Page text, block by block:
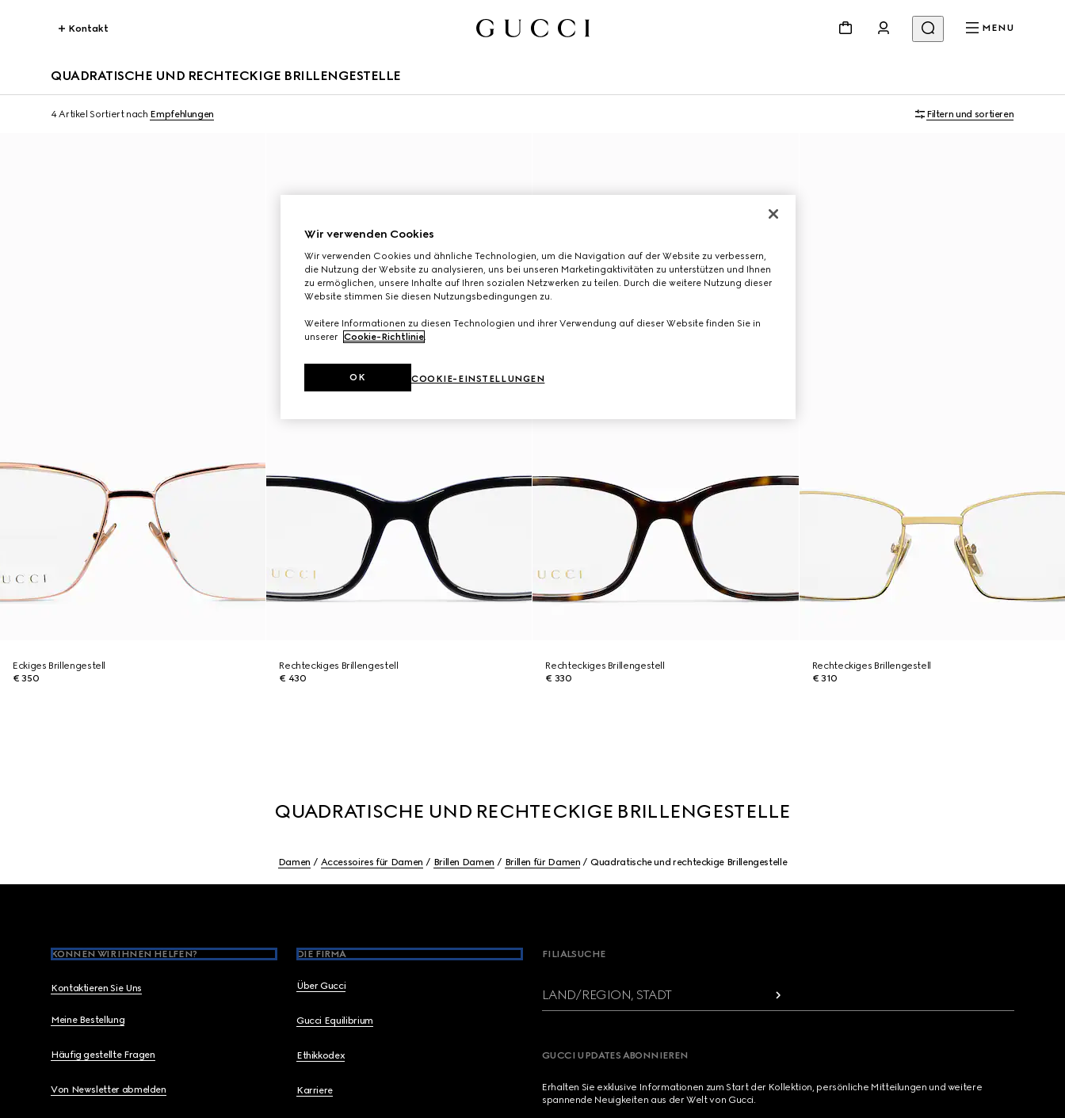
Kontakt MENU
QUADRATISCHE UND RECHTECKIGE BRILLENGESTELLE
4 Artikel Sortiert nach Empfehlungen Filtern und sortieren
Eckiges Brillengestell
€ 350
Rechteckiges Brillengestell
€ 430
Rechteckiges Brillengestell
€ 330
Rechteckiges Brillengestell
€ 310
QUADRATISCHE UND RECHTECKIGE BRILLENGESTELLE
Damen Accessoires für Damen Brillen Damen Brillen für Damen Quadratische und rechteckige Brillengestelle
KÖNNEN WIR IHNEN HELFEN?
Kontaktieren Sie Uns
Meine Bestellung
Häufig gestellte Fragen
Von Newsletter abmelden
DIE FIRMA
Über Gucci
Gucci Equilibrium
Ethikkodex
Karriere
FILIALSUCHE
LAND/REGION, STADT
GUCCI UPDATES ABONNIEREN
Erhalten Sie exklusive Informationen zum Start der Kollektion, persönliche Mitteilungen und weitere
spannende Neuigkeiten aus der Welt von Gucci.
Wir verwenden Cookies
Wir verwenden Cookies und ähnliche Technologien, um die Navigation auf der Website zu verbessern,
die Nutzung der Website zu analysieren, uns bei unseren Marketingaktivitäten zu unterstützen und Ihnen
zu ermöglichen, unsere Inhalte auf Ihren sozialen Netzwerken zu teilen. Durch die weitere Nutzung dieser
Website stimmen Sie diesen Nutzungsbedingungen zu.
Weitere Informationen zu diesen Technologien und ihrer Verwendung auf dieser Website finden Sie in
unserer Cookie-Richtlinie.
COOKIE-EINSTELLUNGEN
OK